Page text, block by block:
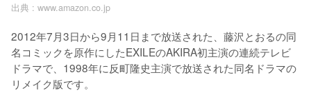
出典 : www.amazon.co.jp
2012年7月3日から9月11日まで放送された、藤沢とおるの同
名コミックを原作にしたEXILEのAKIRA初主演の連続テレビ
ドラマで、1998年に反町隆史主演で放送された同名ドラマの
リメイク版です。